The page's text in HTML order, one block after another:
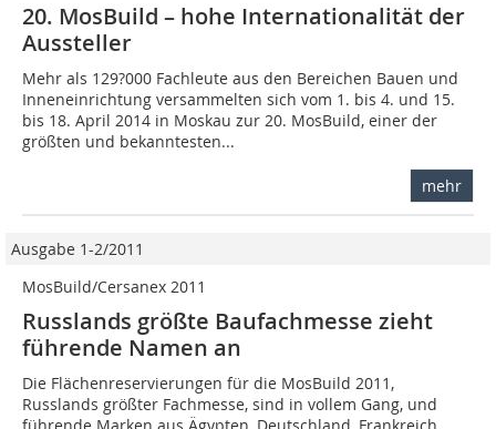
20. MosBuild – hohe Internationalität der
Aussteller
Mehr als 129?000 Fachleute aus den Bereichen Bauen und
Inneneinrichtung versammelten sich vom 1. bis 4. und 15.
bis 18. April 2014 in Moskau zur 20. MosBuild, einer der
größten und bekanntesten...
mehr
Ausgabe 1-2/2011
MosBuild/Cersanex 2011
Russlands größte Baufachmesse zieht
führende Namen an
Die Flächenreservierun­gen für die MosBuild 2011,
Russlands größter Fachmesse, sind in vollem Gang, und